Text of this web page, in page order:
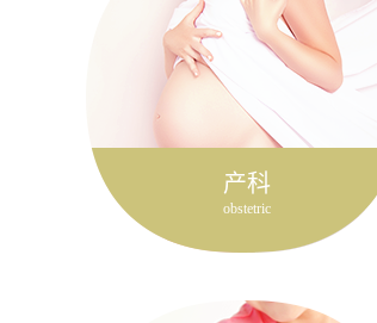
产科
obstetric